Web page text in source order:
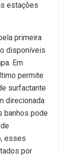
estações
primeira
disponíveis
Em
permite
surfactante
direcionada
banhos pode
esses
por